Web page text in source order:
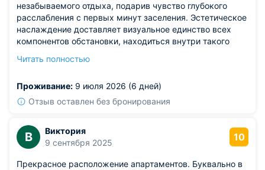
незабываемого отдыха, подарив чувство глубокого
расслабления с первых минут заселения. Эстетическое
наслаждение доставляет визуальное единство всех
компонентов обстановки, находиться внутри такого
упоминания заслуживает гигиеническая зона: её
говорит о фанатичном внимании персонала к деталям
уборки. Обширный перечень предоставляемых
инфраструктура сделали пребывание максимально
автономным и приятным. Теперь это мой эталон
комфортного проживания, который я буду горячо
рекомендовать всем знакомым.
Читать полностью
Проживание: 9 июля 2026 (6 дней)
Отзыв оставлен без бронирования
В
Виктория
9 сентября 2025
10
Прекрасное расположение апартаментов. Буквально в